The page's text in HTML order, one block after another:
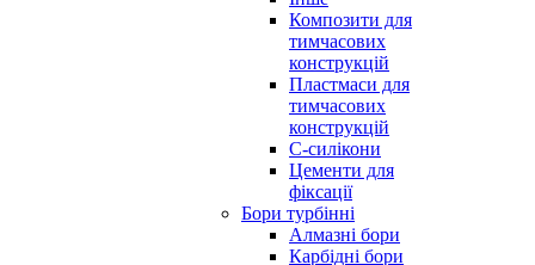
Композити для
тимчасових
конструкцій
Пластмаси для
тимчасових
конструкцій
С-силікони
Цементи для
фіксації
Бори турбінні
Алмазні бори
Карбідні бори